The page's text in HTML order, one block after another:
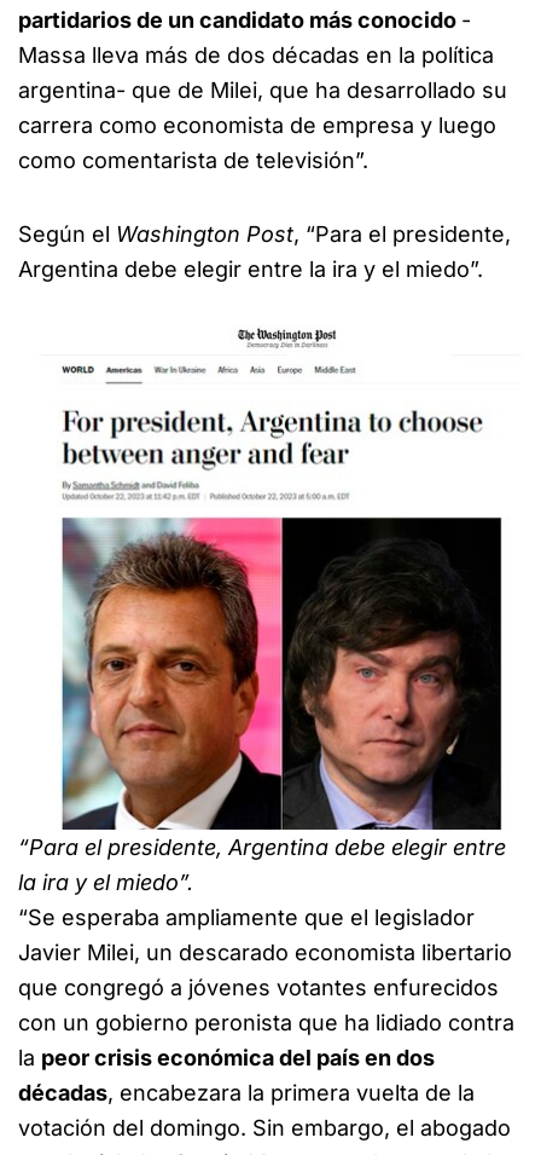
partidarios de un candidato más conocido -
Massa lleva más de dos décadas en la política
argentina- que de Milei, que ha desarrollado su
carrera como economista de empresa y luego
como comentarista de televisión”.
Según el Washington Post, “Para el presidente,
Argentina debe elegir entre la ira y el miedo”.
“Para el presidente, Argentina debe elegir entre
la ira y el miedo”.
“Se esperaba ampliamente que el legislador
Javier Milei, un descarado economista libertario
que congregó a jóvenes votantes enfurecidos
con un gobierno peronista que ha lidiado contra
la peor crisis económica del país en dos
décadas, encabezara la primera vuelta de la
votación del domingo. Sin embargo, el abogado